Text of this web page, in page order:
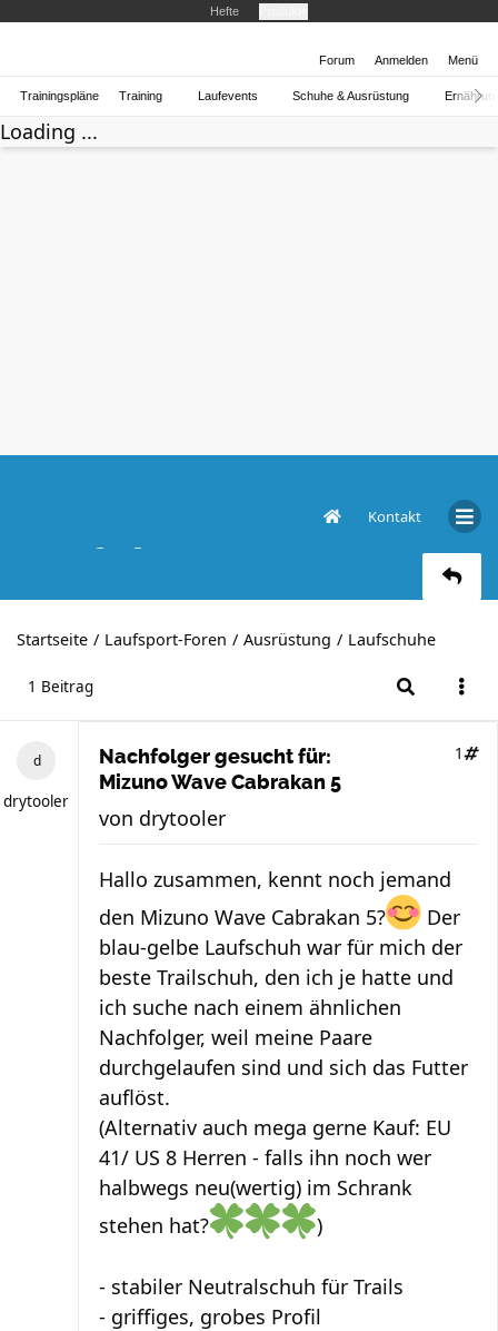
Hefte
Forum Anmelden Menü
Trainingspläne Training Laufevents Schuhe & Ausrüstung
Loading ...
Kontakt
Nachfolger gesucht für: Mizuno Wave Cabrakan 5
Startseite Laufsport-Foren Ausrüstung Laufschuhe
1 Beitrag
drytooler
Nachfolger gesucht für:
Mizuno Wave Cabrakan 5
1
von drytooler
Hallo zusammen, kennt noch jemand
den Mizuno Wave Cabrakan 5?
Der
blau-gelbe Laufschuh war für mich der
beste Trailschuh, den ich je hatte und
ich suche nach einem ähnlichen
Nachfolger, weil meine Paare
durchgelaufen sind und sich das Futter
auflöst.
(Alternativ auch mega gerne Kauf: EU
41/ US 8 Herren - falls ihn noch wer
halbwegs neu(wertig) im Schrank
stehen hat?
)
- stabiler Neutralschuh für Trails
- griffiges, grobes Profil